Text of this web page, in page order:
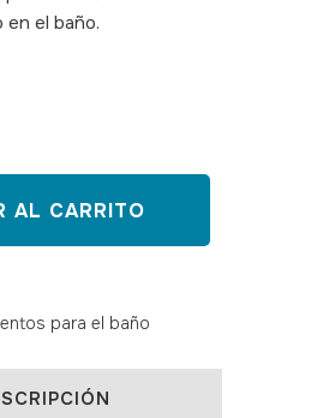
en el baño.
AL CARRITO
para el baño